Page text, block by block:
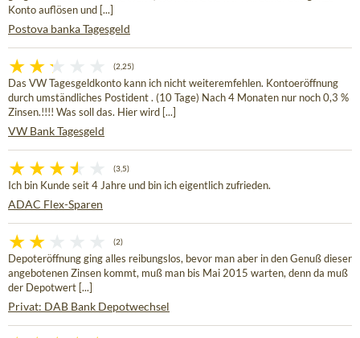
Konto auflösen und [...]
Postova banka Tagesgeld
(2,25)
Das VW Tagesgeldkonto kann ich nicht weiteremfehlen. Kontoeröffnung
durch umständliches Postident . (10 Tage) Nach 4 Monaten nur noch 0,3 %
Zinsen.!!!! Was soll das. Hier wird [...]
VW Bank Tagesgeld
(3,5)
Ich bin Kunde seit 4 Jahre und bin ich eigentlich zufrieden.
ADAC Flex-Sparen
(2)
Depoteröffnung ging alles reibungslos, bevor man aber in den Genuß dieser
angebotenen Zinsen kommt, muß man bis Mai 2015 warten, denn da muß
der Depotwert [...]
Privat: DAB Bank Depotwechsel